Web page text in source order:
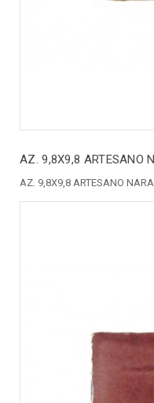
AZ. 9,8X9,8 ARTESANO
AZ. 9,8X9,8 ARTESANO